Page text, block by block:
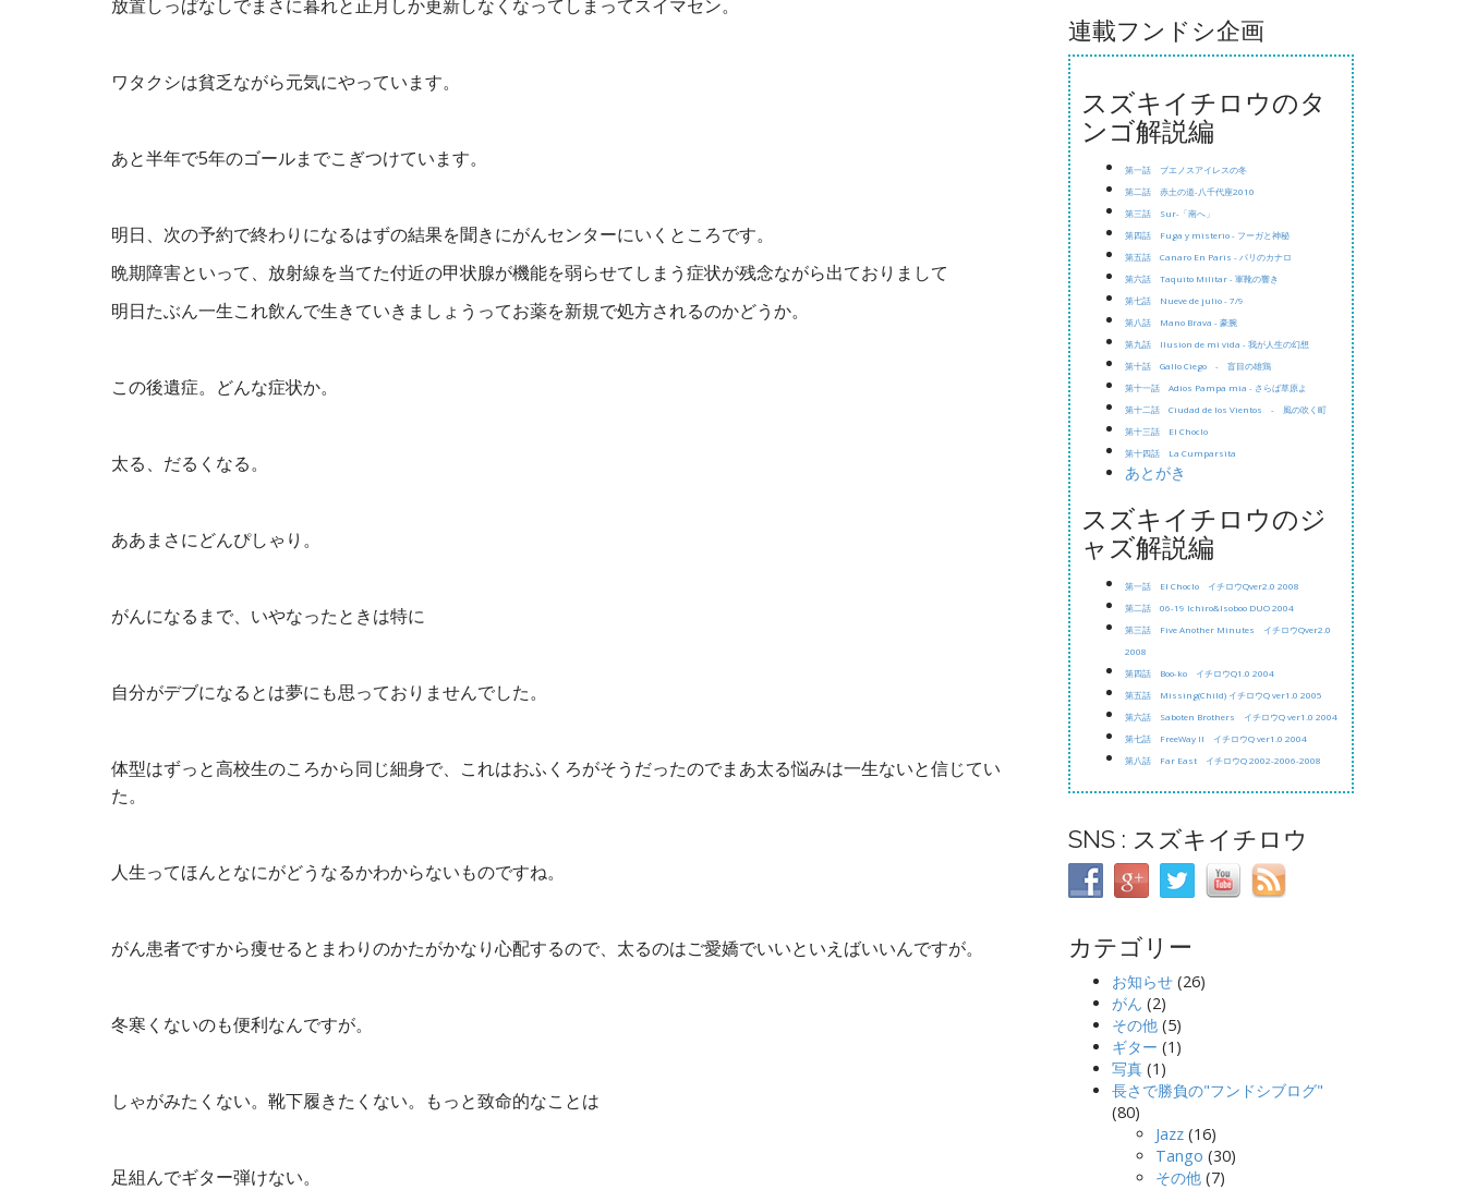
放置しっぱなしでまさに暮れと正月しか更新しなくなってしまってスイマセン。
ワタクシは貧乏ながら元気にやっています。
あと半年で5年のゴールまでこぎつけています。
明日、次の予約で終わりになるはずの結果を聞きにがんセンターにいくところです。
晩期障害といって、放射線を当てた付近の甲状腺が機能を弱らせてしまう症状が残念ながら出ておりまして
明日たぶん一生これ飲んで生きていきましょうってお薬を新規で処方されるのかどうか。
この後遺症。どんな症状か。
太る、だるくなる。
ああまさにどんぴしゃり。
がんになるまで、いやなったときは特に
自分がデブになるとは夢にも思っておりませんでした。
体型はずっと高校生のころから同じ細身で、これはおふくろがそうだったのでまあ太る悩みは一生ないと信じてい
た。
人生ってほんとなにがどうなるかわからないものですね。
がん患者ですから痩せるとまわりのかたがかなり心配するので、太るのはご愛嬌でいいといえばいいんですが。
冬寒くないのも便利なんですが。
しゃがみたくない。靴下履きたくない。もっと致命的なことは
足組んでギター弾けない。
連載フンドシ企画
スズキイチロウのタ
ンゴ解説編
第一話 ブエノスアイレスの冬
第二話 赤土の道-八千代座2010
第三話 Sur-「南へ」
第四話 Fuga y misterio - フーガと神秘
第五話 Canaro En Paris - パリのカナロ
第六話 Taquito Militar - 軍靴の響き
第七話 Nueve de julio - 7/9
第八話 Mano Brava - 豪腕
第九話 Ilusion de mi vida - 我が人生の幻想
第十話 Gallo Ciego - 盲目の雄鶏
第十一話 Adios Pampa mia - さらば草原よ
第十二話 Ciudad de los Vientos - 風の吹く町
第十三話 El Choclo
第十四話 La Cumparsita
あとがき
スズキイチロウのジ
ャズ解説編
第一話 El Choclo イチロウQver2.0 2008
第二話 06-19 Ichiro&Isoboo DUO 2004
第三話 Five Another Minutes イチロウQver2.0
2008
第四話 Boo-ko イチロウQ1.0 2004
第五話 Missing(Child) イチロウQ ver1.0 2005
第六話 Saboten Brothers イチロウQ ver1.0 2004
第七話 FreeWay II イチロウQ ver1.0 2004
第八話 Far East イチロウQ 2002-2006-2008
SNS : スズキイチロウ
カテゴリー
お知らせ(26)
がん (2)
その他(5)
ギター (1)
写真(1)
長さで勝負の"フンドシブログ"
(80)
Jazz(16)
Tango (30)
その他(7)